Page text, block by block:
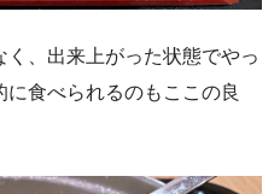
、出来上がった状態でやっ
食べられるのもここの良